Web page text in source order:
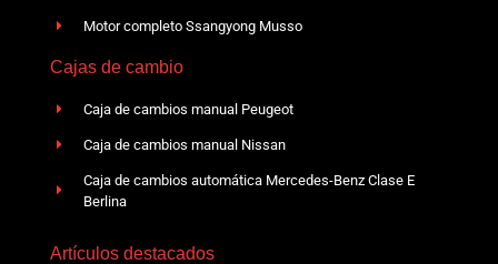
Motor completo Ssangyong Musso
Cajas de cambio
Caja de cambios manual Peugeot
Caja de cambios manual Nissan
Caja de cambios automática Mercedes-Benz Clase E
Berlina
Artículos destacados